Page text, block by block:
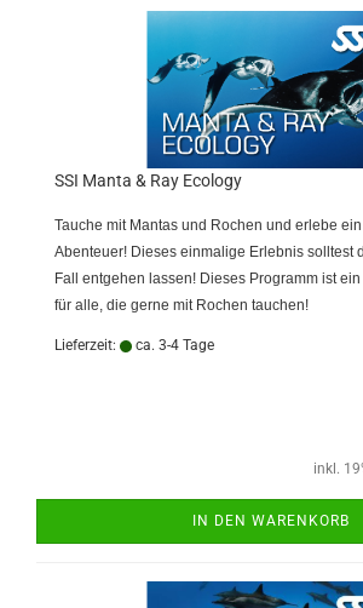
SSI Manta & Ray Ecology
Tauche mit Mantas und Rochen und erlebe
Abenteuer! Dieses einmalige Erlebnis solltest
Fall entgehen lassen! Dieses Programm ist
für alle, die gerne mit Rochen tauchen!
Lieferzeit: ca. 3-4 Tage
inkl.
IN DEN WARENKORB